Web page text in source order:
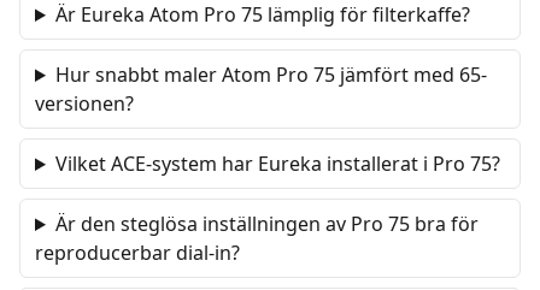
Är Eureka Atom Pro 75 lämplig för filterkaffe?
Hur snabbt maler Atom Pro 75 jämfört med 65-
versionen?
Vilket ACE-system har Eureka installerat i Pro 75?
Är den steglösa inställningen av Pro 75 bra för
reproducerbar dial-in?